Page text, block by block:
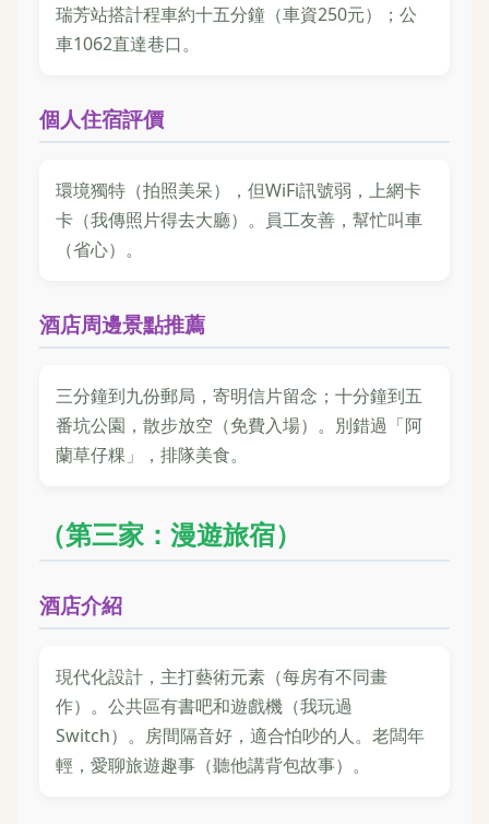
瑞芳站搭計程車約十五分鐘（車資250元）；公
車1062直達巷口。
個人住宿評價
環境獨特（拍照美呆），但WiFi訊號弱，上網卡
卡（我傳照片得去大廳）。員工友善，幫忙叫車
（省心）。
酒店周邊景點推薦
三分鐘到九份郵局，寄明信片留念；十分鐘到五
番坑公園，散步放空（免費入場）。別錯過「阿
蘭草仔粿」，排隊美食。
（第三家：漫遊旅宿）
酒店介紹
現代化設計，主打藝術元素（每房有不同畫
作）。公共區有書吧和遊戲機（我玩過
Switch）。房間隔音好，適合怕吵的人。老闆年
輕，愛聊旅遊趣事（聽他講背包故事）。